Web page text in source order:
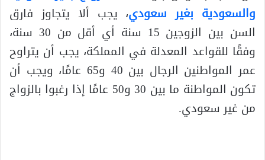
والسعودية بغير سعودي، يجب ألا يتجاوز فارق
السن بين الزوجين 15 سنة أي أقل من 30 سنة،
وفقًا للقواعد المعدلة في المملكة، يجب أن يتراوح
عمر المواطنين الرجال بين 40 و65 عامًا، ويجب أن
تكون المواطنة ما بين 30 و50 عامًا إذا رغبوا بالزواج
من غير سعودي.